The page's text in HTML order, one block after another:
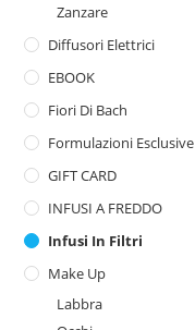
Zanzare
Diffusori Elettrici
EBOOK
Fiori Di Bach
Formulazioni Esclusive
GIFT CARD
INFUSI A FREDDO
Infusi In Filtri
Make Up
Labbra